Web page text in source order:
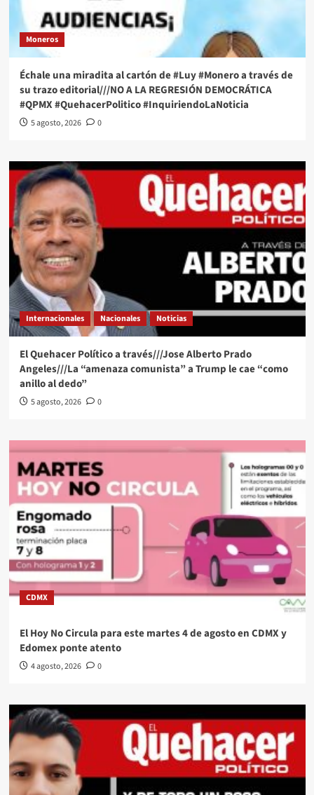
Moneros
Échale una miradita al cartón de #Luy #Monero a través de
su trazo editorial///NO A LA REGRESIÓN DEMOCRÁTICA
#QPMX #QuehacerPolitico #InquiriendoLaNoticia
5 agosto, 2026 0
Internacionales Nacionales Noticias
El Quehacer Político a través///Jose Alberto Prado
Angeles///La “amenaza comunista” a Trump le cae “como
anillo al dedo”
5 agosto, 2026 0
CDMX
El Hoy No Circula para este martes 4 de agosto en CDMX y
Edomex ponte atento
4 agosto, 2026 0